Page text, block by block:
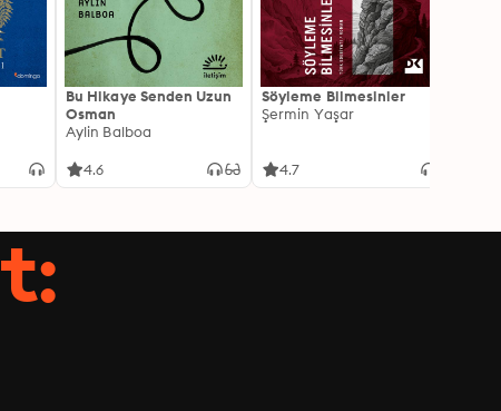
Bu Hikaye Senden Uzun
Osman
Aylin Balboa
4.6
Söyleme Bilmesinler
Şermin Yaşar
4.7